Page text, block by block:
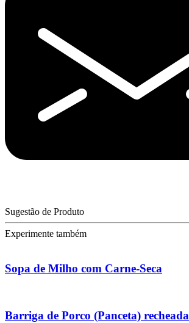
Sugestão de Produto
Experimente também
Sopa de Milho com Carne-Seca
Barriga de Porco (Panceta) recheada